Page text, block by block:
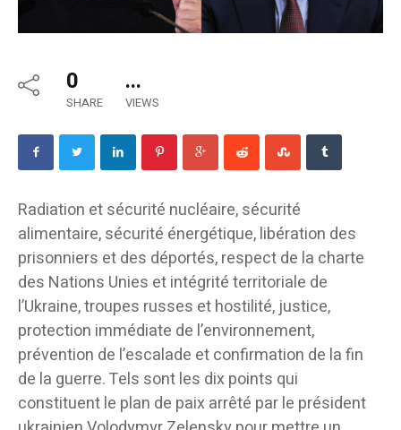
0
SHARE
...
VIEWS
Radiation et sécurité nucléaire, sécurité
alimentaire, sécurité énergétique, libération des
prisonniers et des déportés, respect de la charte
des Nations Unies et intégrité territoriale de
l’Ukraine, troupes russes et hostilité, justice,
protection immédiate de l’environnement,
prévention de l’escalade et confirmation de la fin
de la guerre. Tels sont les dix points qui
constituent le plan de paix arrêté par le président